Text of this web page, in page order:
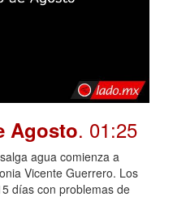
Agosto. 01:25
agua comienza a
Vicente Guerrero. Los
días con problemas de